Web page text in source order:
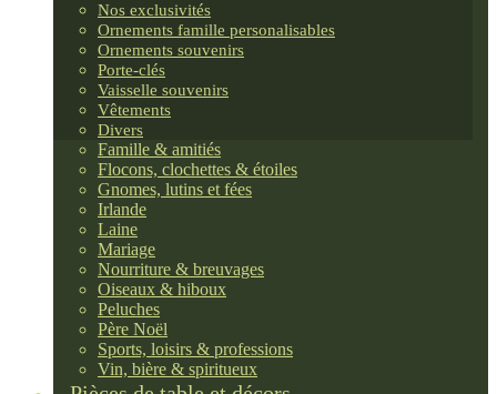
Nos exclusivités
Ornements famille personalisables
Ornements souvenirs
Porte-clés
Vaisselle souvenirs
Vêtements
Divers
Famille & amitiés
Flocons, clochettes & étoiles
Gnomes, lutins et fées
Irlande
Laine
Mariage
Nourriture & breuvages
Oiseaux & hiboux
Peluches
Père Noël
Sports, loisirs & professions
Vin, bière & spiritueux